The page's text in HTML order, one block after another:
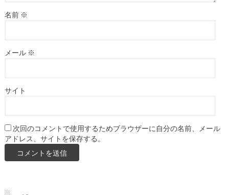
名前 ※
メール ※
サイト
次回のコメントで使用するためブラウザーに自分の名前、メール
アドレス、サイトを保存する。